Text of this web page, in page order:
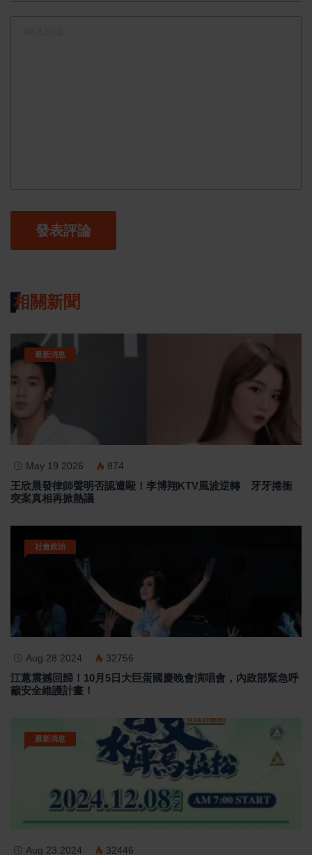
發表評論
相關新聞
最新消息
May 19 2026 874
王欣晨發律師聲明否認遭毆！李博翔KTV風波逆轉 牙牙捲衝
突案真相再掀熱議
社會政治
Aug 28 2024 32756
江蕙震撼回歸！10月5日大巨蛋國慶晚會演唱會，內政部緊急呼
籲安全維護計畫！
最新消息
Aug 23 2024 32446